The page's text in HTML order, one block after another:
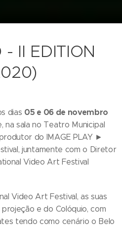
- II EDITION
dias 05 e 06 de novembro
na sala no Teatro Municipal
do IMAGE PLAY ►
juntamente com o Diretor
Video Art Festival
Video Art Festival, as suas
e do Colóquio, com
tendo como cenário o Belo